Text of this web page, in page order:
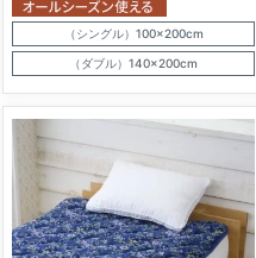
（シングル）100×200cm
（ダブル）140×200cm